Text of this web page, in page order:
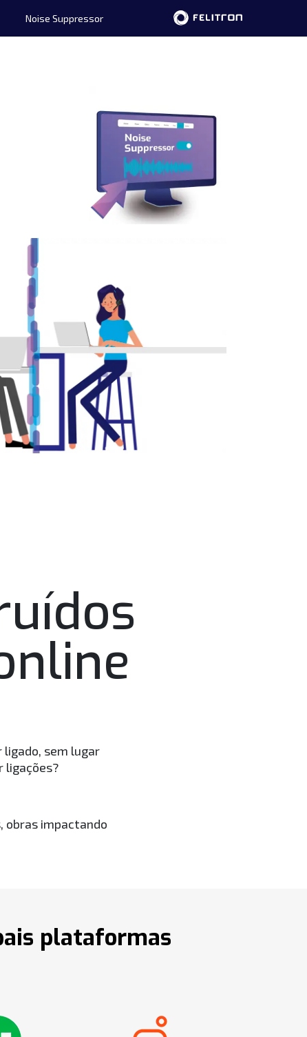
Noise Suppressor
ligado, sem lugar
ligações?
obras impactando
plataformas